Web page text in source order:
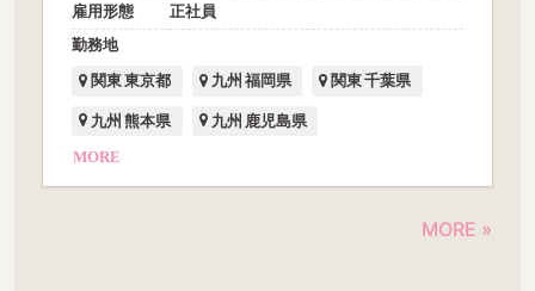
雇用形態
正社員
勤務地
関東 東京都
九州 福岡県 関東 千葉県
九州 熊本県 九州 鹿児島県
MORE
MORE »